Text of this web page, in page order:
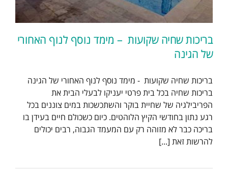
בריכות שחיה שקועות – מימד נוסף לנוף האחורי
של הגינה
בריכות שחיה שקועות - מימד נוסף לנוף האחורי של הגינה
בריכות שחיה בכל בית פרטי יעניקו לבעלי הבית את
הפריבילגיה של שחיית בוקר והשתכשכות במים צוננים בכל
רגע נתון בחודשי הקיץ הלוהטים. כיום כשכולם חיים בעידן בו
בריכה כבר לא מזוהה רק עם המעמד הגבוה, רבים יכולים
להרשות זאת [...]